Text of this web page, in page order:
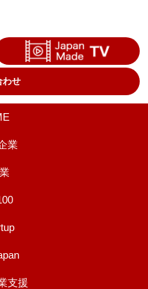
わせ
業
支援